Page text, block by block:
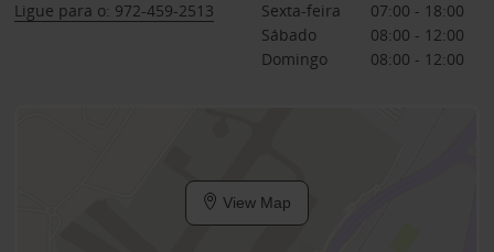
Ligue para o: 972-459-2513
Sexta-feira
07:00 - 18:00
Sábado
08:00 - 12:00
Domingo
08:00 - 12:00
View Map